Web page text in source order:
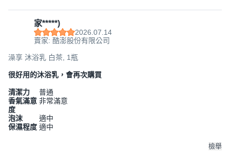
家*****)
2026.07.14
賣家: 酷澎股份有限公司
澡享 沐浴乳 白茶, 1瓶
很好用的沐浴乳，會再次購買
清潔力
普通
香氣滿意
度
非常滿意
泡沫
適中
保濕程度 適中
檢舉